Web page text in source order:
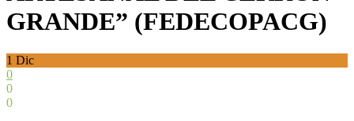
GRANDE” (FEDECOPACG)
1 Dic
0
0
0